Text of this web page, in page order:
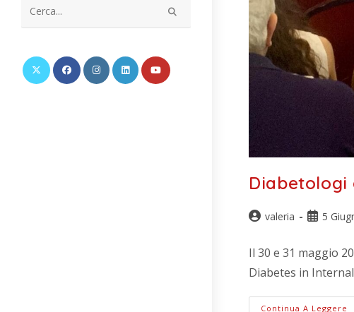
sito
web
Diabetologi
valeria 5
Il 30 e 31 maggio
Diabetes in
Continua A Leggere